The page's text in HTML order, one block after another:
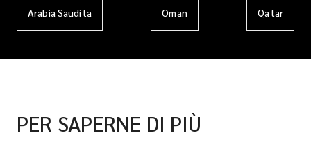
Arabia Saudita Oman Qatar
PER SAPERNE DI PIÙ